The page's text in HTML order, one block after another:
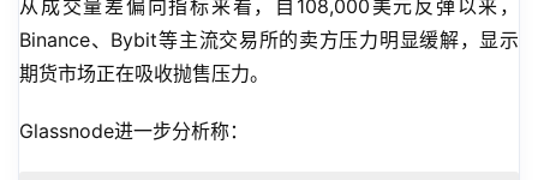
从成交量差偏向指标来看，自108,000美元反弹以来，
Binance、Bybit等主流交易所的卖方压力明显缓解，显示
期货市场正在吸收抛售压力。
Glassnode进一步分析称：